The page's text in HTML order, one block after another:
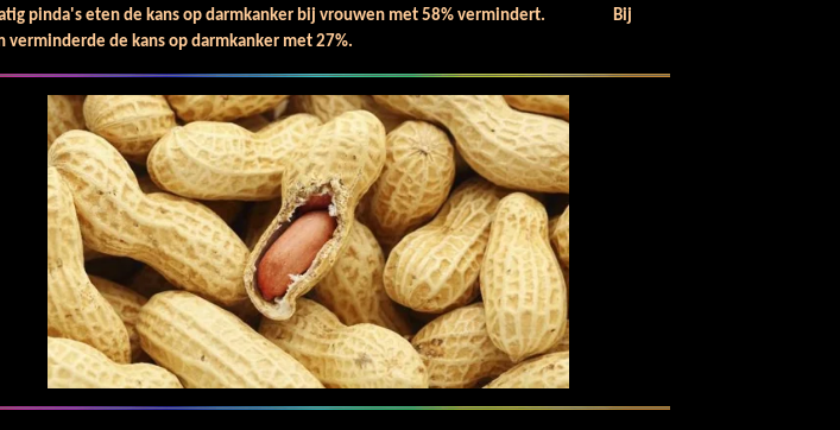
pinda's eten de kans op darmkanker bij vrouwen met 58% vermindert. Bij
verminderde de kans op darmkanker met 27%.